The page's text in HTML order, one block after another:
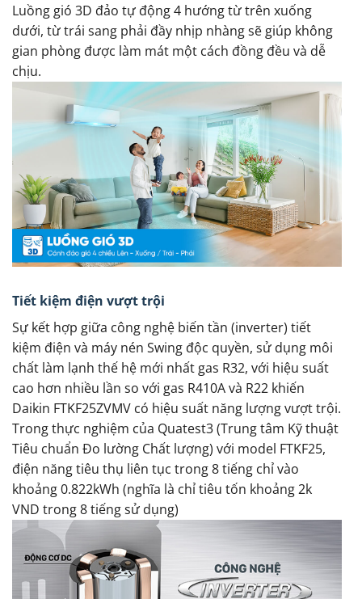
Luồng gió 3D đảo tự động 4 hướng từ trên xuống
dưới, từ trái sang phải đầy nhịp nhàng sẽ giúp không
gian phòng được làm mát một cách đồng đều và dễ
chịu.
Tiết kiệm điện vượt trội
Sự kết hợp giữa công nghệ biến tần (inverter) tiết
kiệm điện và máy nén Swing độc quyền, sử dụng môi
chất làm lạnh thế hệ mới nhất gas R32, với hiệu suất
cao hơn nhiều lần so với gas R410A và R22 khiến
Daikin FTKF25ZVMV có hiệu suất năng lượng vượt trội.
Trong thực nghiệm của Quatest3 (Trung tâm Kỹ thuật
Tiêu chuẩn Đo lường Chất lượng) với model FTKF25,
điện năng tiêu thụ liên tục trong 8 tiếng chỉ vào
khoảng 0.822kWh (nghĩa là chỉ tiêu tốn khoảng 2k
VND trong 8 tiếng sử dụng)